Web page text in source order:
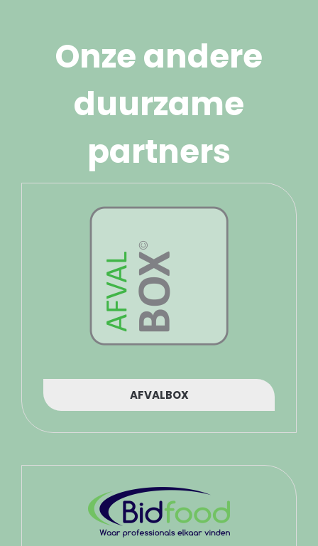
Onze andere
duurzame
partners
AFVALBOX